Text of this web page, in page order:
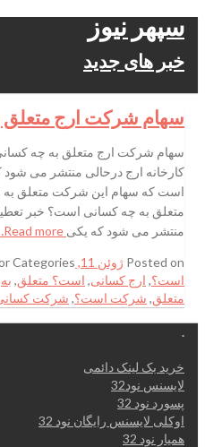
سپهر نیوز
خبر های جدید
سهام شرکت ارج
سهام شرکت ارج متعلق به چه
کارخانه ارج درحالی منتشر می
است که سهام این شرکت متعلق
متعلق به چه کسانی است؟ خبر
منتشر می شود که یکی
Posted on ژوئن 11, 2016 Categories
است؟, ارج کسانی, است؟ متعلق, به
متعلق, شرکت است؟, شرکت
.
خرید بک لینک دائمی
لایسنس نود32
پسورد نود 32
اوکلی لایسنس رایگان نود 32
همیار نود 32